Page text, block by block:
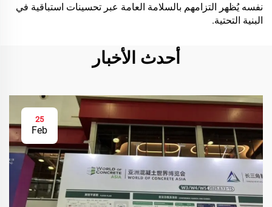
نفسه يُظهر التزامهم بالسلامة العامة عبر تحسينات استباقية في
البنية التحتية.
أحدث الأخبار
25
Feb